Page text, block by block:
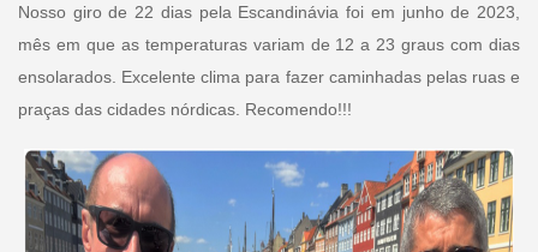
Nosso giro de 22 dias pela Escandinávia foi em junho de 2023,
mês em que as temperaturas variam de 12 a 23 graus com dias
ensolarados. Excelente clima para fazer caminhadas pelas ruas e
praças das cidades nórdicas. Recomendo!!!